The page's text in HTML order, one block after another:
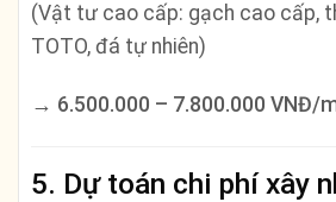
(Vật tư cao cấp: gạch cao cấp,
TOTO, đá tự nhiên)
→ 6.500.000 – 7.800.000 VNĐ/
5. Dự toán chi phí xây